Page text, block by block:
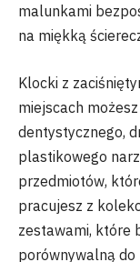
malunkami
na miękką
Klocki z
miejscach
dentystycznego,
plastikowego
przedmiotów,
pracujesz z
zestawami, które
porównywalną